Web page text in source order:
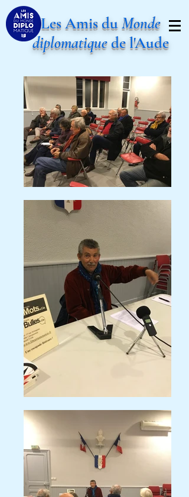
Les Amis duMonde
diplomatiquede l'Aude